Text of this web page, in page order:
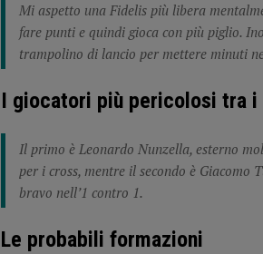
Mi aspetto una Fidelis più libera
fare punti e quindi gioca con più piglio.
trampolino di lancio per mettere minuti
I giocatori più pericolosi tra i
Il primo è Leonardo Nunzella, esterno
per i cross, mentre il secondo è Giacomo
bravo nell’1 contro 1.
Le probabili formazioni